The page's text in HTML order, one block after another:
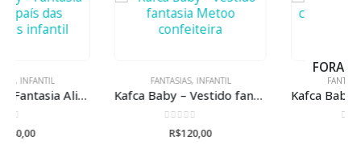
FANTASIAS
Kafca Baby – Vestido fantasia Metoo confeiteira
FORA DE ESTOQUE
FANTASIAS
Kafca Baby – Fantasia chapeuzinho Vermelho